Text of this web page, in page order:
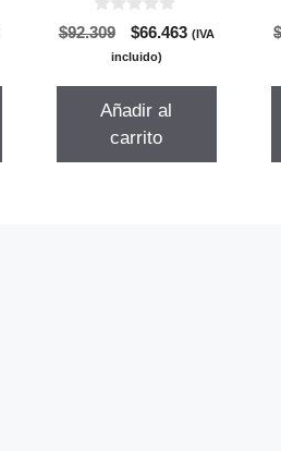
0
d
$92.309
El
precio
era:
$66.463El(IVA
incluido)
Añadir al
carrito